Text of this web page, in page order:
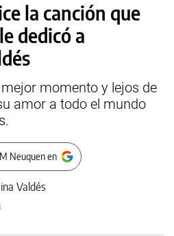
la canción que
dedicó a
momento y lejos de
amor a todo el mundo
Neuquen en